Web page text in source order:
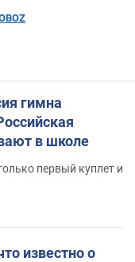
гимна
в школе
первый куплет и
известно о